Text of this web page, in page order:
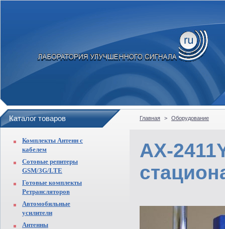
Каталог товаров
Комплекты Антенн с
кабелем
Сотовые репитеры
GSM/3G/LTE
Готовые комплекты
Ретрансляторов
Автомобильные
усилители
Антенны
Главная > Оборудование
AX-